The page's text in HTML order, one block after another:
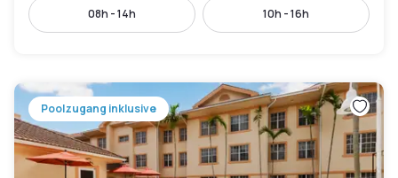
08h - 14h 10h - 16h
Poolzugang inklusive